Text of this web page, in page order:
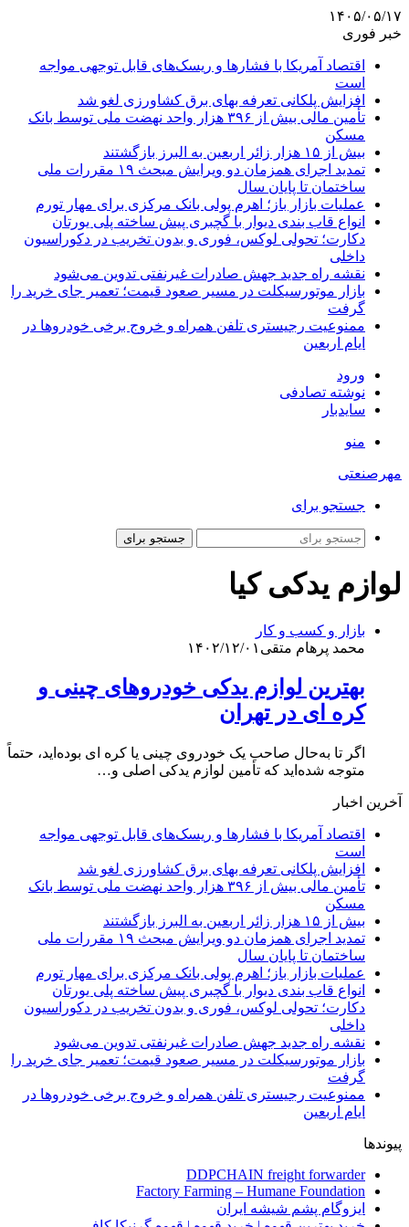
۱۴۰۵/۰۵/۱۷
خبر فوری
اقتصاد آمریکا با فشارها و ریسک‌های قابل توجهی مواجه
است
افزایش پلکانی تعرفه بهای برق کشاورزی لغو شد
تأمین مالی بیش از ۳۹۶ هزار واحد نهضت ملی توسط بانک
مسکن
بیش از ۱۵ هزار زائر اربعین به البرز بازگشتند
تمدید اجرای همزمان دو ویرایش مبحث ۱۹ مقررات ملی
ساختمان تا پایان سال
عملیات بازار باز؛ اهرم پولی بانک مرکزی برای مهار تورم
انواع قاب بندی دیوار با گچبری پیش ساخته پلی یورتان
دکارت؛ تحولی لوکس، فوری و بدون تخریب در دکوراسیون
داخلی
نقشه راه جدید جهش صادرات غیرنفتی تدوین می‌شود
بازار موتورسیکلت در مسیر صعود قیمت؛ تعمیر جای خرید را
گرفت
ممنوعیت رجیستری تلفن همراه و خروج برخی خودروها در
ایام اربعین
ورود
نوشته تصادفی
سایدبار
منو
مهرصنعتی
جستجو برای
جستجو برای
لوازم یدکی کیا
بازار و کسب و کار
محمد پرهام متقی ۱۴۰۲/۱۲/۰۱
بهترین لوازم یدکی خودروهای چینی و
کره ای در تهران
اگر تا به‌حال صاحب یک خودروی چینی یا کره ای بوده‌اید، حتماً
متوجه شده‌اید که تأمین لوازم یدکی اصلی و…
آخرین اخبار
اقتصاد آمریکا با فشارها و ریسک‌های قابل توجهی مواجه
است
افزایش پلکانی تعرفه بهای برق کشاورزی لغو شد
تأمین مالی بیش از ۳۹۶ هزار واحد نهضت ملی توسط بانک
مسکن
بیش از ۱۵ هزار زائر اربعین به البرز بازگشتند
تمدید اجرای همزمان دو ویرایش مبحث ۱۹ مقررات ملی
ساختمان تا پایان سال
عملیات بازار باز؛ اهرم پولی بانک مرکزی برای مهار تورم
انواع قاب بندی دیوار با گچبری پیش ساخته پلی یورتان
دکارت؛ تحولی لوکس، فوری و بدون تخریب در دکوراسیون
داخلی
نقشه راه جدید جهش صادرات غیرنفتی تدوین می‌شود
بازار موتورسیکلت در مسیر صعود قیمت؛ تعمیر جای خرید را
گرفت
ممنوعیت رجیستری تلفن همراه و خروج برخی خودروها در
ایام اربعین
پیوندها
DDPCHAIN freight forwarder
Factory Farming – Humane Foundation
ایزوگام پشم شیشه ایران